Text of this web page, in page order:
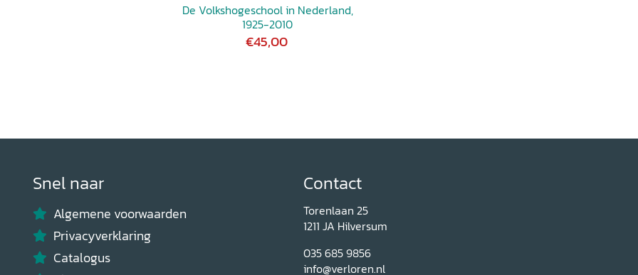
De Volkshogeschool in Nederland,
1925-2010
€45,00
Snel naar
Algemene voorwaarden
Privacyverklaring
Catalogus
Contact
Torenlaan 25
1211 JA Hilversum
035 685 9856
info@verloren.nl